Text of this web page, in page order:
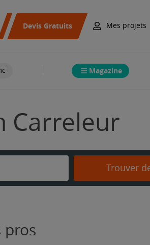
Devis Gratuits Mes projets
Magazine
Carreleur
Trouver
pros